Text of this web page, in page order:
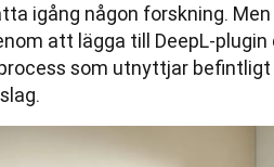
igång någon forskning.
att lägga till DeepL-
som utnyttjar